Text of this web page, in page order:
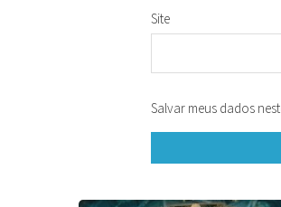
Site
Salvar meus dados